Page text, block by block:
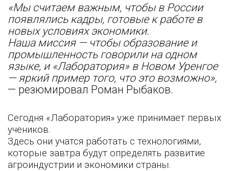
«Мы считаем важным, чтобы в России
появлялись кадры, готовые к работе в
новых условиях экономики.
Наша миссия — чтобы образование и
промышленность говорили на одном
языке, и «Лаборатория» в Новом Уренгое
— яркий пример того, что это возможно»,
— резюмировал Роман Рыбаков.
Сегодня «Лаборатория» уже принимает первых
учеников.
Здесь они учатся работать с технологиями,
которые завтра будут определять развитие
агроиндустрии и экономики страны.